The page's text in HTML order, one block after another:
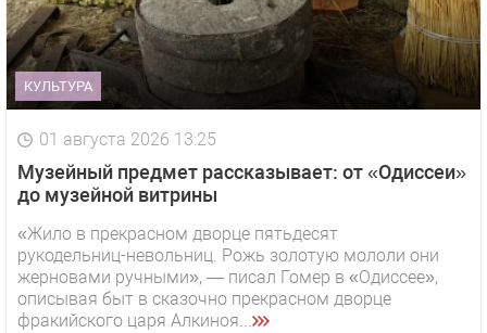
КУЛЬТУРА
01 августа 2026 13:25
Музейный предмет рассказывает: от «Одиссеи»
до музейной витрины
«Жило в прекрасном дворце пятьдесят
рукодельниц-невольниц. Рожь золотую мололи они
жерновами ручными», — писал Гомер в «Одиссее»,
описывая быт в сказочно прекрасном дворце
фракийского царя Алкиноя...